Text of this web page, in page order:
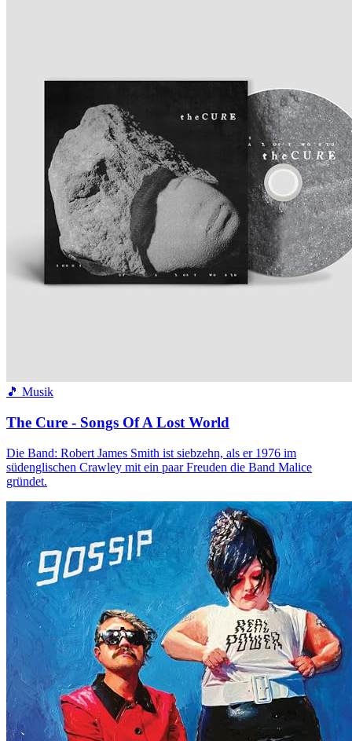
🎵 Musik
The Cure - Songs Of A Lost World
Die Band: Robert James Smith ist siebzehn, als er 1976 im
südenglischen Crawley mit ein paar Freuden die Band Malice
gründet.